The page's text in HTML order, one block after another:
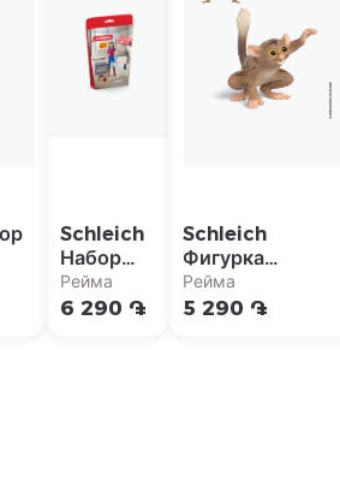
Schleich
Набор
фигурок
"Выпечка
Рейма
6 290 ֏
Schleich
Фигурка
животного
"Фицджеральдо,
Рейма
5 290 ֏